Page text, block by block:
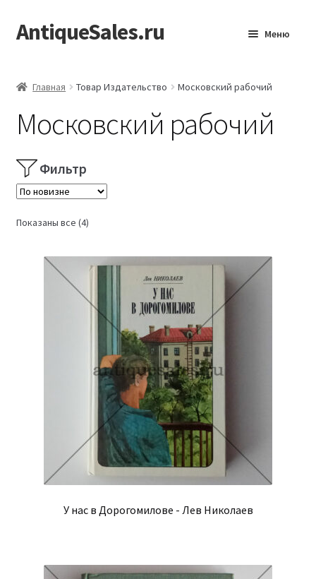
Перейти
к
Перейти
к
AntiqueSales.ru Меню
Главная Товар Издательство Московский рабочий
Московский рабочий
Фильтр
Показаны все (4)Сортировка:
У нас в Дорогомилове - Лев Николаев